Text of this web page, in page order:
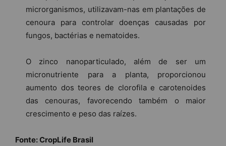
microrganismos, utilizavam-nas em plantações de
cenoura para controlar doenças causadas por
fungos, bactérias e nematoides.
O zinco nanoparticulado, além de ser um
micronutriente para a planta, proporcionou
aumento dos teores de clorofila e carotenoides
das cenouras, favorecendo também o maior
crescimento e peso das raízes.
Fonte: CropLife Brasil